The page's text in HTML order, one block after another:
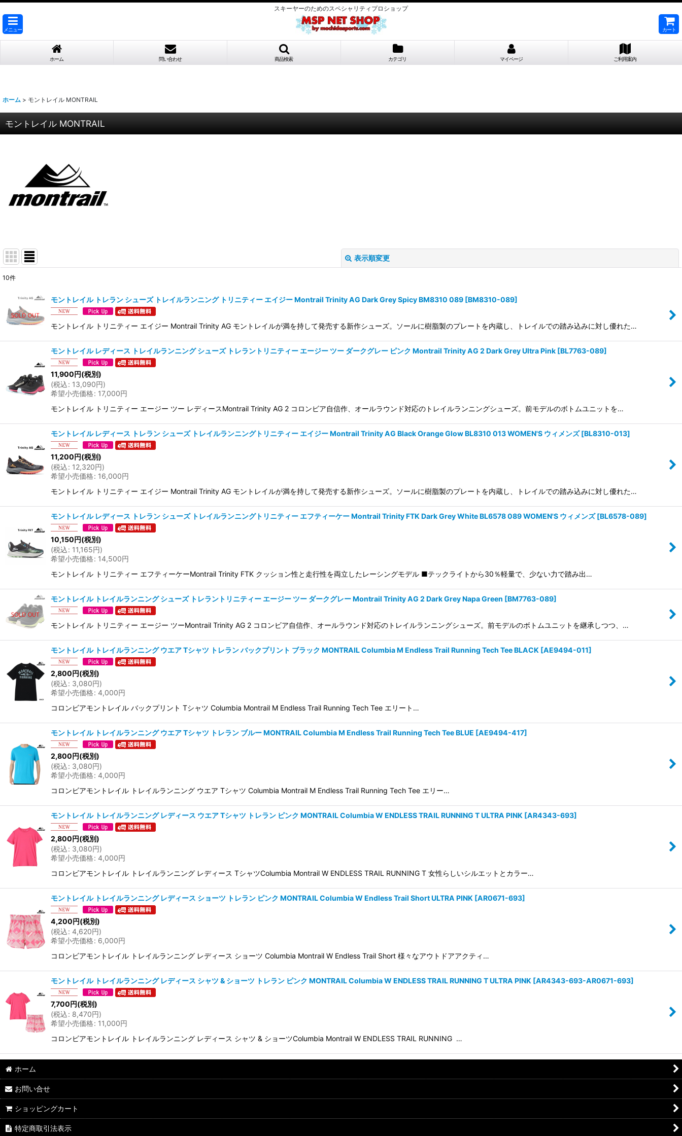
スキーヤーのためのスペシャリティプロショップ
メニュー カート
ホーム 問い合わせ 商品検索 カテゴリ マイページ ご利用案内
ホーム > モントレイル MONTRAIL
モントレイル MONTRAIL
表示順変更
表示数:
並び順:
10件
モントレイル トレラン シューズ トレイルランニング トリニティー エイジー Montrail Trinity AG Dark Grey Spicy BM8310 089 [BM8310-089]
モントレイル トリニティー エイジー Montrail Trinity AG モントレイルが満を持して発売する新作シューズ。ソールに樹脂製のプレートを内蔵し、トレイルでの踏み込みに対し優れた…
モントレイル レディース トレイルランニング シューズ トレラントリニティー エージー ツー ダークグレー ピンク Montrail Trinity AG 2 Dark Grey Ultra Pink [BL7763-089]
11,900円(税別)
(税込: 13,090円)
希望小売価格: 17,000円
モントレイル トリニティー エージー ツー レディースMontrail Trinity AG 2 コロンビア自信作、オールラウンド対応のトレイルランニングシューズ。前モデルのボトムユニットを…
モントレイル レディース トレラン シューズ トレイルランニングトリニティー エイジー Montrail Trinity AG Black Orange Glow BL8310 013 WOMEN'S ウィメンズ [BL8310-013]
11,200円(税別)
(税込: 12,320円)
希望小売価格: 16,000円
モントレイル トリニティー エイジー Montrail Trinity AG モントレイルが満を持して発売する新作シューズ。ソールに樹脂製のプレートを内蔵し、トレイルでの踏み込みに対し優れた…
モントレイル レディース トレラン シューズ トレイルランニングトリニティー エフティーケー Montrail Trinity FTK Dark Grey White BL6578 089 WOMEN'S ウィメンズ [BL6578-089]
10,150円(税別)
(税込: 11,165円)
希望小売価格: 14,500円
モントレイル トリニティー エフティーケーMontrail Trinity FTK クッション性と走行性を両立したレーシングモデル ■テックライトから30％軽量で、少ない力で踏み出…
モントレイル トレイルランニング シューズ トレラントリニティー エージー ツー ダークグレー Montrail Trinity AG 2 Dark Grey Napa Green [BM7763-089]
モントレイル トリニティー エージー ツーMontrail Trinity AG 2 コロンビア自信作、オールラウンド対応のトレイルランニングシューズ。前モデルのボトムユニットを継承しつつ、…
モントレイル トレイルランニング ウエア Tシャツ トレラン バックプリント ブラック MONTRAIL Columbia M Endless Trail Running Tech Tee BLACK [AE9494-011]
2,800円(税別)
(税込: 3,080円)
希望小売価格: 4,000円
コロンビアモントレイル バックプリント Tシャツ Columbia Montrail M Endless Trail Running Tech Tee エリート…
モントレイル トレイルランニング ウエア Tシャツ トレラン ブルー MONTRAIL Columbia M Endless Trail Running Tech Tee BLUE [AE9494-417]
2,800円(税別)
(税込: 3,080円)
希望小売価格: 4,000円
コロンビアモントレイル トレイルランニング ウエア Tシャツ Columbia Montrail M Endless Trail Running Tech Tee エリー…
モントレイル トレイルランニング レディース ウエア Tシャツ トレラン ピンク MONTRAIL Columbia W ENDLESS TRAIL RUNNING T ULTRA PINK [AR4343-693]
2,800円(税別)
(税込: 3,080円)
希望小売価格: 4,000円
コロンビアモントレイル トレイルランニング レディース TシャツColumbia Montrail W ENDLESS TRAIL RUNNING T 女性らしいシルエットとカラー…
モントレイル トレイルランニング レディース ショーツ トレラン ピンク MONTRAIL Columbia W Endless Trail Short ULTRA PINK [AR0671-693]
4,200円(税別)
(税込: 4,620円)
希望小売価格: 6,000円
コロンビアモントレイル トレイルランニング レディース ショーツ Columbia Montrail W Endless Trail Short 様々なアウトドアアクティ…
モントレイル トレイルランニング レディース シャツ & ショーツ トレラン ピンク MONTRAIL Columbia W ENDLESS TRAIL RUNNING T ULTRA PINK [AR4343-693-AR0671-693]
7,700円(税別)
(税込: 8,470円)
希望小売価格: 11,000円
コロンビアモントレイル トレイルランニング レディース シャツ & ショーツColumbia Montrail W ENDLESS TRAIL RUNNING …
ホーム
お問い合せ
ショッピングカート
特定商取引法表示